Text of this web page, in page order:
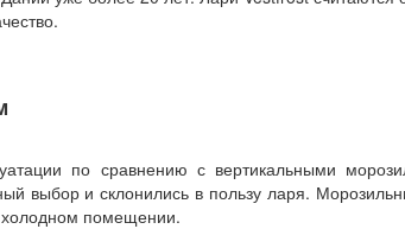
по сравнению с вертикальными
выбор и склонились в пользу ларя.
холодном помещении.